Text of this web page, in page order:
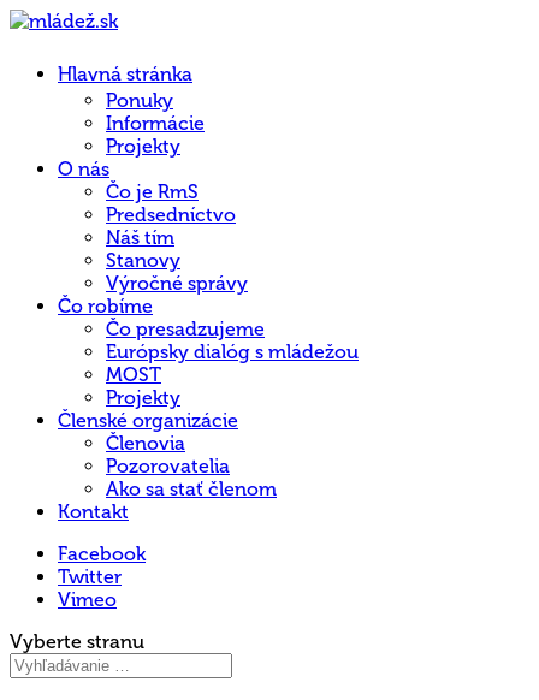
Hlavná stránka
Ponuky
Informácie
Projekty
O nás
Čo je RmS
Predsedníctvo
Náš tím
Stanovy
Výročné správy
Čo robíme
Čo presadzujeme
Európsky dialóg s mládežou
MOST
Projekty
Členské organizácie
Členovia
Pozorovatelia
Ako sa stať členom
Kontakt
Facebook
Twitter
Vimeo
Vyberte stranu